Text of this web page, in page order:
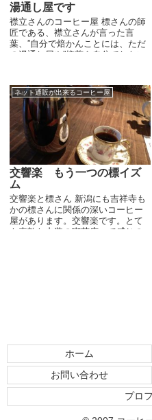
湯通し屋です
襟立さんのコーヒー屋 標さんの師
匠である、襟立さんが言った言
葉、”自分で焙かんことには、ただ
の湯通し屋や”焙煎を自分でしない
言葉がなかった時代、標さんはこ
の言葉にショックを受...
ネット通販が出来るコーヒー屋
交響楽 もう一つの標イズ
ム
交響楽と標さん 新潟にも吉祥寺も
かの標さんに関係の深いコーヒー
屋があります。交響楽です。とて
も素敵な内装の喫茶店って感じの
ホーム
お問い合わせ
プロ